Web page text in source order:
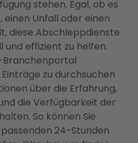
stehen. Egal, ob es
einen Unfall oder einen
diese Abschleppdienste
und effizient zu helfen.
Branchenportal
zu durchsuchen
über die Erfahrung,
die Verfügbarkeit der
So können Sie
passenden 24-Stunden